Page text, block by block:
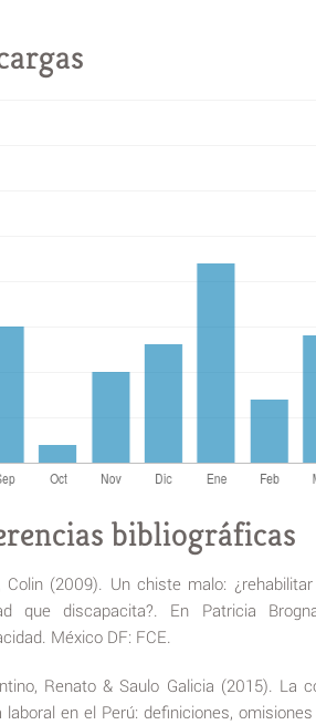
bibliográficas
Colin (2009). Un chiste malo:
que discapacita?. En Patricia
México DF: FCE.
Renato & Saulo Galicia (2015). La
laboral en el Perú: definiciones,